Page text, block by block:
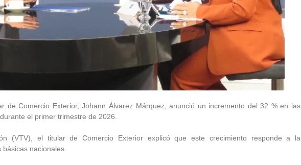
de Comercio Exterior, Johann Álvarez Márquez, anunció un incremento del 32 % en las
el primer trimestre de 2026.
(VTV), el titular de Comercio Exterior explicó que este crecimiento responde a la
nacionales.